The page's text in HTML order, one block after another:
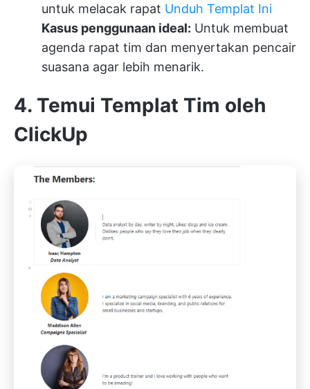
untuk melacak rapat Unduh Templat Ini
Kasus penggunaan ideal: Untuk membuat
agenda rapat tim dan menyertakan pencair
suasana agar lebih menarik.
4. Temui Templat Tim oleh
ClickUp